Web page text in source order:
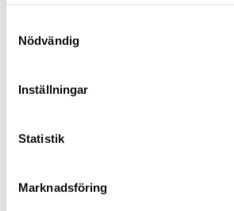
Nödvändig
Inställningar
Statistik
Marknadsföring
Planerad förnyelse av